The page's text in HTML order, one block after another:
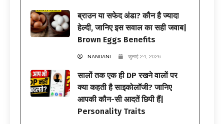
ब्राउन या सफेद अंडा? कौन है ज्यादा
हेल्दी, जानिए इस सवाल का सही जवाब|
Brown Eggs Benefits
NANDANI जुलाई 24, 2026
सालों तक एक ही DP रखने वालों पर
क्या कहती है साइकोलॉजी? जानिए
आपकी कौन-सी आदतें छिपी हैं|
Personality Traits